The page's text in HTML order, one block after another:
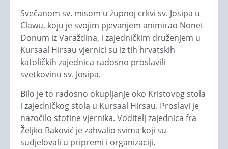
Svečanom sv. misom u župnoj crkvi sv. Josipa u
Clawu, koju je svojim pjevanjem animirao Nonet
Donum iz Varaždina, i zajedničkim druženjem u
Kursaal Hirsau vjernici su iz tih hrvatskih
katoličkih zajednica radosno proslavili
svetkovinu sv. Josipa.
Bilo je to radosno okupljanje oko Kristovog stola
i zajedničkog stola u Kursaal Hirsau. Proslavi je
nazočilo stotine vjernika. Voditelj zajednica fra
Željko Baković je zahvalio svima koji su
sudjelovali u pripremi i organizaciji.